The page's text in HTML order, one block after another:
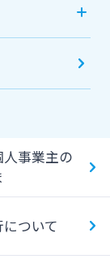
事業主の
ついて